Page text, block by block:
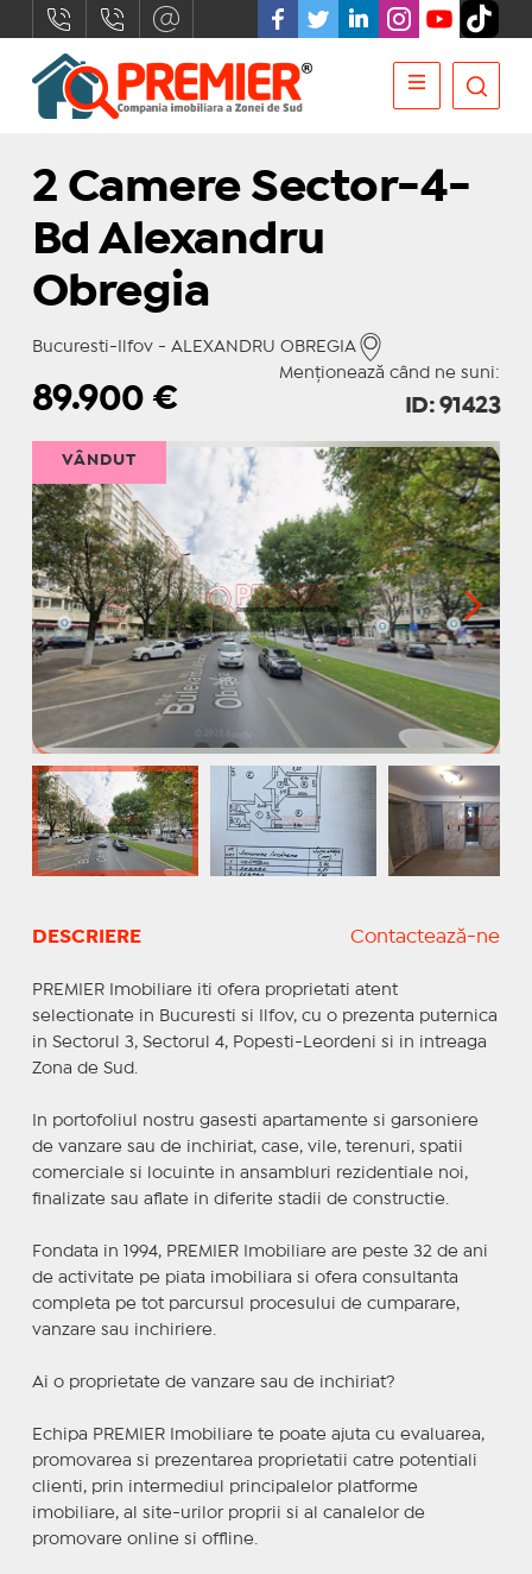
2 Camere Sector-4-
Bd Alexandru
Obregia
Bucuresti-Ilfov - ALEXANDRU OBREGIA
Menționează când ne suni:
89.900€ ID: 91423
VÂNDUT
DESCRIERE Contactează-ne
PREMIER Imobiliare iti ofera proprietati atent
selectionate in Bucuresti si Ilfov, cu o prezenta puternica
in Sectorul 3, Sectorul 4, Popesti-Leordeni si in intreaga
Zona de Sud.
In portofoliul nostru gasesti apartamente si garsoniere
de vanzare sau de inchiriat, case, vile, terenuri, spatii
comerciale si locuinte in ansambluri rezidentiale noi,
finalizate sau aflate in diferite stadii de constructie.
Fondata in 1994, PREMIER Imobiliare are peste 32 de ani
de activitate pe piata imobiliara si ofera consultanta
completa pe tot parcursul procesului de cumparare,
vanzare sau inchiriere.
Ai o proprietate de vanzare sau de inchiriat?
Echipa PREMIER Imobiliare te poate ajuta cu evaluarea,
promovarea si prezentarea proprietatii catre potentiali
clienti, prin intermediul principalelor platforme
imobiliare, al site-urilor proprii si al canalelor de
promovare online si offline.